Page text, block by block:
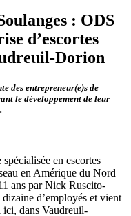
: ODS
d’escortes
Dorion
des entrepreneur(e)s de
le développement de leur
en escortes
en Amérique du Nord
ans par Nick Ruscito-
d’employés et vient
ici, dans Vaudreuil-